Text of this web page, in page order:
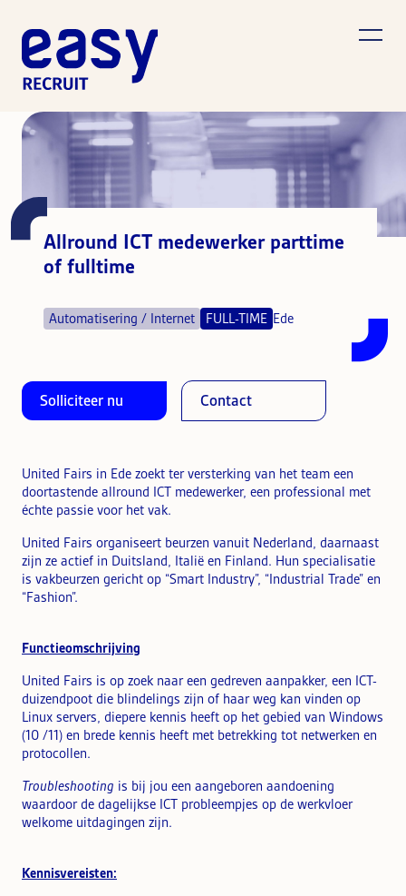
Allround ICT medewerker parttime
of fulltime
Automatisering / Internet FULL-TIME Ede
Solliciteer nu Contact
United Fairs in Ede zoekt ter versterking van het team een
doortastende allround ICT medewerker, een professional met
échte passie voor het vak.
United Fairs organiseert beurzen vanuit Nederland, daarnaast
zijn ze actief in Duitsland, Italië en Finland. Hun specialisatie
is vakbeurzen gericht op “Smart Industry”, “Industrial Trade” en
“Fashion”.
Functieomschrijving
United Fairs is op zoek naar een gedreven aanpakker, een ICT-
duizendpoot die blindelings zijn of haar weg kan vinden op
Linux servers, diepere kennis heeft op het gebied van Windows
(10 /11) en brede kennis heeft met betrekking tot netwerken en
protocollen.
Troubleshooting is bij jou een aangeboren aandoening
waardoor de dagelijkse ICT probleempjes op de werkvloer
welkome uitdagingen zijn.
Kennisvereisten: